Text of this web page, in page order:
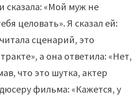
сказала: «Мой муж не
целовать». Я сказал ей:
сценарий, это
а она ответила: «Нет,
что это шутка, актер
фильма: «Кажется, у